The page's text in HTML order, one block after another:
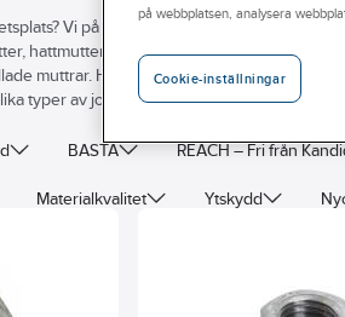
Vi på Ahlsell hjälper dig att hitta rätt
hattmutter, flänsmutter och muttersäkring.
muttrar. Hitta rätt bland vårt sortiment till
typer av jobb. Utforska vårt breda utbud
BASTA REACH – Fri från
Materialkvalitet Ytskydd
på webbplatsen, analysera
Cookie-inställningar